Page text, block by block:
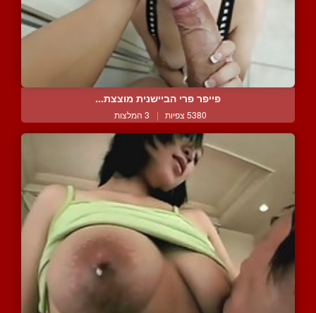
פייפר פרי הביישנית מוצצת...
5380 צפיות | 3 המלצות